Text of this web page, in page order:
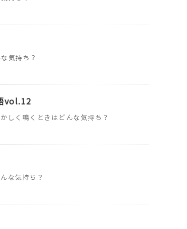
気持ち？
vol.12
く鳴くときはどんな気持ち？
な気持ち？